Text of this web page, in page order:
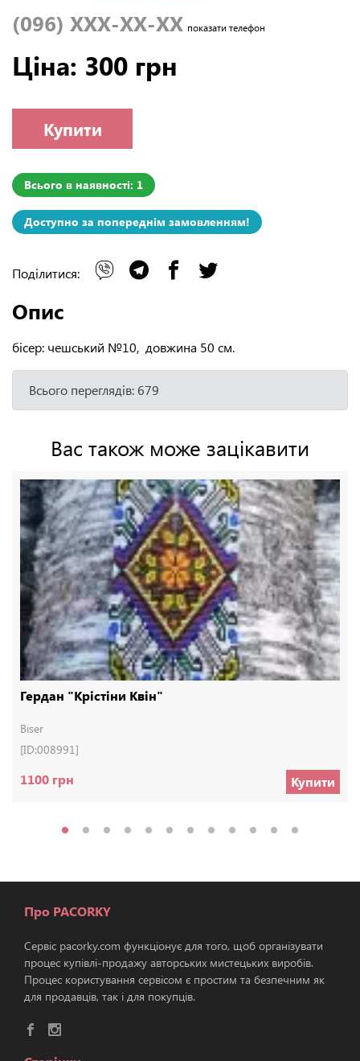
(096) XXX-XX-XX показати телефон
Ціна: 300 грн
Купити
Всього в наявності: 1
Доступно за попереднім замовленням!
Поділитися:
Опис
бісер: чешський №10, довжина 50 см.
Всього переглядів: 679
Вас також може зацікавити
Гердан "Крістіни Квін"
Biser
[ID:008991]
1100 грн Купити
Про PACORKY
Сервіс pacorky.com функціонує для того, щоб організувати
процес купівлі-продажу авторських мистецьких виробів.
Процес користування сервісом є простим та безпечним як
для продавців, так і для покупців.